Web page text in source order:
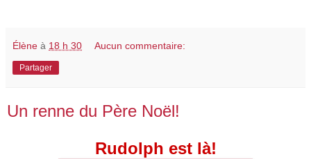
Élène à 18 h 30 Aucun commentaire:
Partager
Un renne du Père Noël!
Rudolph est là!